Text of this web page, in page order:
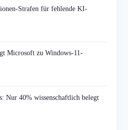
Strafen für fehlende KI-
Microsoft zu Windows-11-
Nur 40% wissenschaftlich belegt